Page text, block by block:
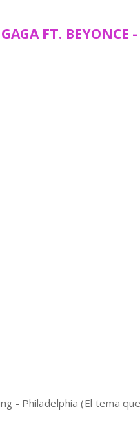
FT. BEYONCE
- Philadelphia (El tema